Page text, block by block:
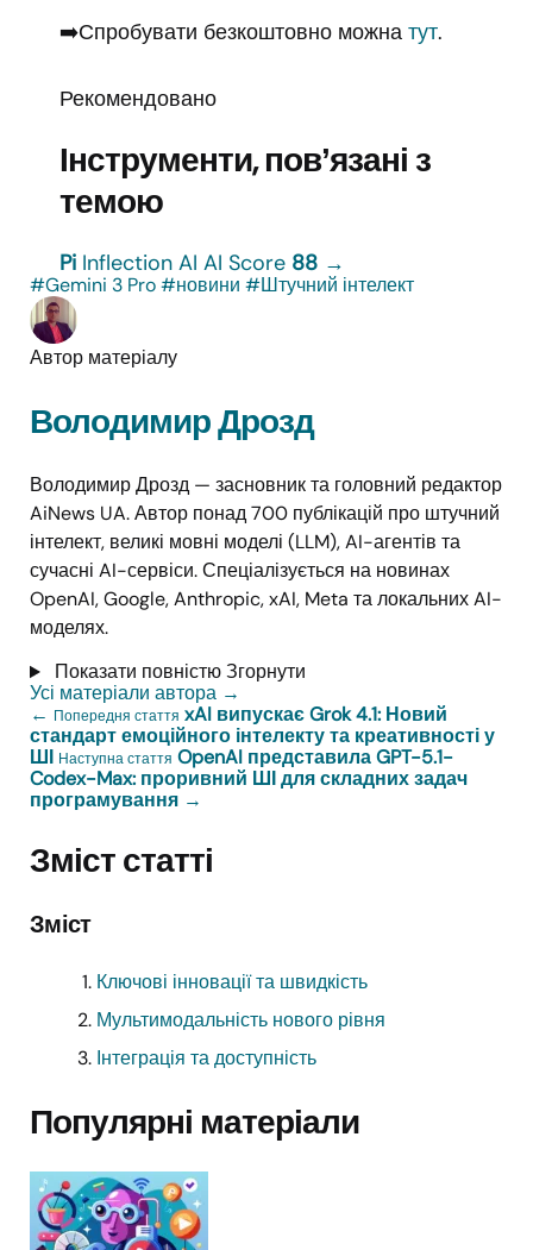
➡️Спробувати безкоштовно можна тут.
Рекомендовано
Інструменти, повʼязані з
темою
Pi Inflection AI AI Score 88 →
#Gemini 3 Pro#новини #Штучний інтелект
Автор матеріалу
Володимир Дрозд
Володимир Дрозд — засновник та головний редактор
AiNews UA. Автор понад 700 публікацій про штучний
інтелект, великі мовні моделі (LLM), AI-агентів та
сучасні AI-сервіси. Спеціалізується на новинах
OpenAI, Google, Anthropic, xAI, Meta та локальних AI-
моделях.
Показати повністюЗгорнути
Усі матеріали автора →
← Попередня стаття xAI випускає Grok 4.1: Новий
стандарт емоційного інтелекту та креативності у
ШІ Наступна стаття OpenAI представила GPT-5.1-
Codex-Max: проривний ШІ для складних задач
програмування →
Зміст статті
Зміст
Ключові інновації та швидкість
Мультимодальність нового рівня
Інтеграція та доступність
Популярні матеріали